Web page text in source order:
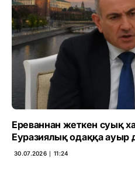
Ереваннан жеткен суық
Еуразиялық одаққа ауыр
30.07.2026 ∣ 11:24